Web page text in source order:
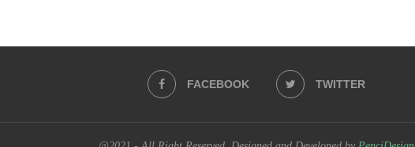
FACEBOOK TWITTER